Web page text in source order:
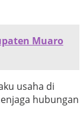
Muaro
usaha di
hubungan